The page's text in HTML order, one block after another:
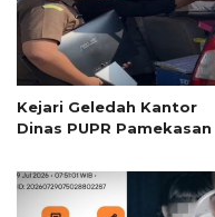
Kejari Geledah Kantor
Dinas PUPR Pamekasan